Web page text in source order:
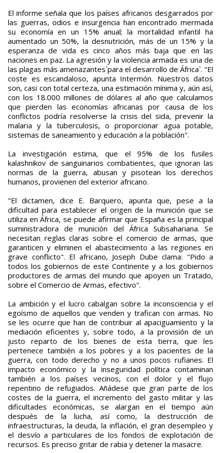
El informe señala que los países africanos desgarrados por
las guerras, odios e insurgencia han encontrado mermada
su economía en un 15% anual; la mortalidad infantil ha
aumentado un 50%, la desnutrición, más de un 15% y la
esperanza de vida es cinco años más baja que en las
naciones en paz. La agresión y la violencia armada es una de
las plagas más amenazantes`para el desarrollo de África`. "El
coste es escandaloso, apunta Intermón. Nuestros datos
son, casi con total certeza, una estimación mínima y, aún así,
con los 18.000 millones de dólares al año que calculamos
que pierden las economías africanas por causa de los
conflictos podría resolverse la crisis del sida, prevenir la
malaria y la tuberculosis, o proporcionar agua potable,
sistemas de saneamiento y educación a la población".
La investigación estima, que el 95% de los fusiles
kalashnikov de sanguinarios combatientes, que ignoran las
normas de la guerra, abusan y pisotean los derechos
humanos, provienen del exterior africano.
"El dictamen, dice E. Barquero, apunta que, pese a la
dificultad para establecer el origen de la munición que se
utiliza en África, se puede afirmar que España es la principal
suministradora de munición del África Subsahariana. Se
necesitan reglas claras sobre el comercio de armas, que
garanticen y eliminen el abastecimiento a las regiones en
grave conflicto". El africano, Joseph Dube clama: "Pido a
todos los gobiernos de este Continente y a los gobiernos
productores de armas del mundo que apoyen un Tratado,
sobre el Comercio de Armas, efectivo".
La ambición y el lucro cabalgan sobre la inconsciencia y el
egoísmo de aquellos que venden y trafican con armas. No
se les ocurre que han de contribuir al apaciguamiento y la
mediación eficientes y, sobre todo, a la provisión de un
justo reparto de los bienes de esta tierra, que les
pertenece también a los pobres y a los pacientes de la
guerra, con todo derecho y no a unos pocos rufianes. El
impacto económico y la inseguridad política contaminan
también a los países vecinos, con el dolor y el flujo
repentino de refugiados. Añádese que gran parte de los
costes de la guerra, el incremento del gasto militar y las
dificultades económicas, se alargan en el tiempo aún
después de la lucha, así como, la destrucción de
infraestructuras, la deuda, la inflación, el gran desempleo y
el desvío a particulares de los fondos de explotación de
recursos. Es preciso gritar de rabia y detener la masacre.